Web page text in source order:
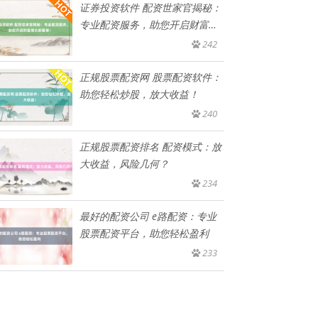
证券投资软件 配资世家官揭秘：
专业配资服务，助您开启财富增
242
正规股票配资网 股票配资软件：
助您轻松炒股，放大收益！
240
正规股票配资排名 配资模式：放
大收益，风险几何？
234
最好的配资公司 e路配资：专业
股票配资平台，助您轻松盈利
233